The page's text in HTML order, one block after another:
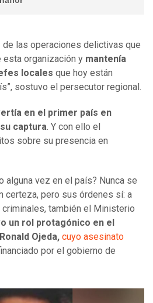
de las operaciones delictivas que
organización y mantenía
locales que hoy están
sostuvo el persecutor regional.
en el primer país en
captura. Y con ello el
sobre su presencia en
alguna vez en el país? Nunca se
certeza, pero sus órdenes sí: a
también el Ministerio
un rol protagónico en el
Ojeda, cuyo asesinato
por el gobierno de